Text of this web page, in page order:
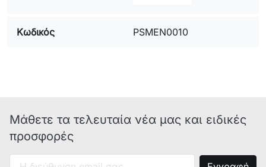
E-Nr. : KGU44M90/01
E-Nr. : KDN40A73/07
E-Nr. : KDN40A58/02
Κωδικός PSMEN0010
Μάθετε τα τελευταία νέα μας και ειδικές
προσφορές